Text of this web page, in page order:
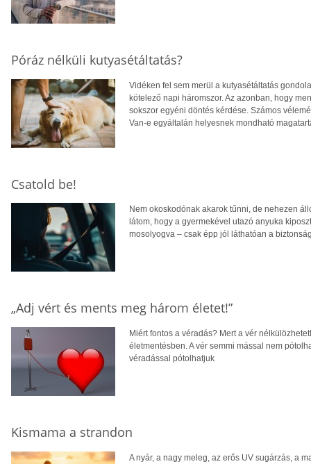
Póráz nélküli kutyasétáltatás?
Vidéken fel sem merül a kutyasétáltatás
kötelező napi háromszor. Az azonban, hogy
sokszor egyéni döntés kérdése. Számos
Van-e egyáltalán helyesnek mondható
Csatold be!
Nem okoskodónak akarok tűnni, de nehezen
látom, hogy a gyermekével utazó anyuka
mosolyogva – csak épp jól láthatóan a
„Adj vért és ments meg három életet!”
Miért fontos a véradás? Mert a vér
életmentésben. A vér semmi mással nem
véradással pótolhatjuk
Kismama a strandon
A nyár, a nagy meleg, az erős UV sugárzás, a